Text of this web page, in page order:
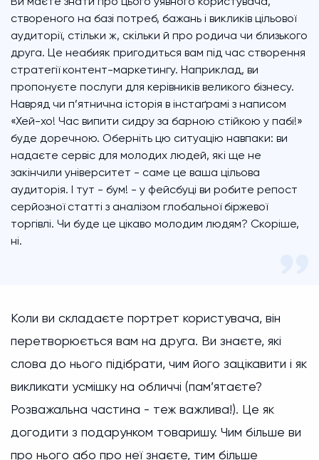
створеного на базі потреб, бажань і викликів цільової
аудиторії, стільки ж, скільки й про родича чи близького
друга. Це неабияк пригодиться вам під час створення
стратегії контент-маркетингу. Наприклад, ви
пропонуєте послуги для керівників великого бізнесу.
Навряд чи п’ятнична історія в інстаґрамі з написом
«Хей-хо! Час випити сидру за барною стійкою у пабі!»
буде доречною. Оберніть цю ситуацію навпаки: ви
надаєте сервіс для молодих людей, які ще не
закінчили університет - саме це ваша цільова
аудиторія. І тут - бум! - у фейсбуці ви робите репост
серйозної статті з аналізом глобальної біржевої
торгівлі. Чи буде це цікаво молодим людям? Скоріше,
ні.
Коли ви складаєте портрет користувача, він
перетворюється вам на друга. Ви знаєте, які
слова до нього підібрати, чим його зацікавити і як
викликати усмішку на обличчі (пам’ятаєте?
Розважальна частина - теж важлива!). Це як
догодити з подарунком товаришу. Чим більше ви
про нього або про неї знаєте, тим більше